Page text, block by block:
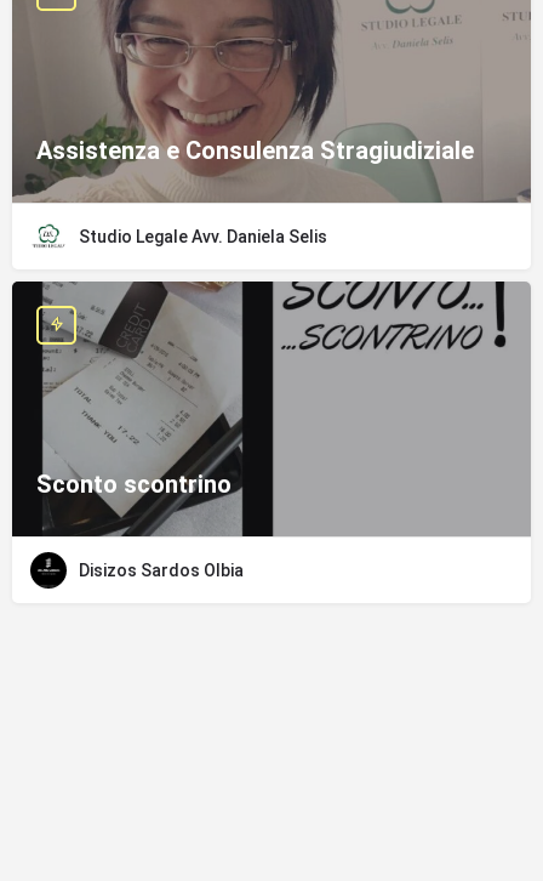
Assistenza e Consulenza Stragiudiziale
Studio Legale Avv. Daniela Selis
Sconto scontrino
Disizos Sardos Olbia